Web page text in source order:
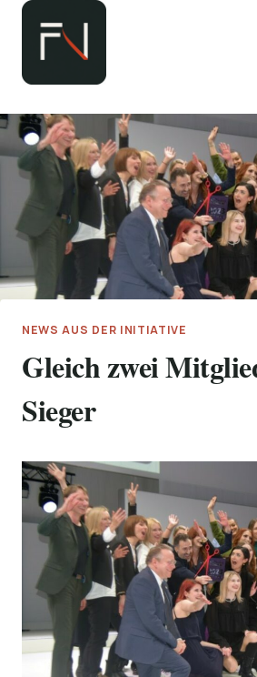
Zum
springen
NEWS AUS DER INITIATIVE
Gleich zwei
Sieger